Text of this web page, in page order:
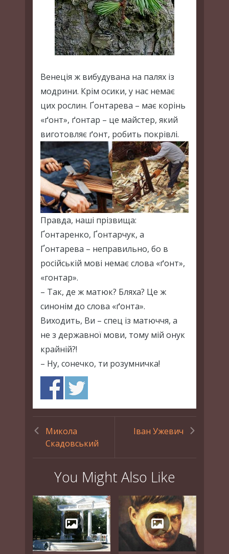
Венеція ж вибудувана на палях із
модрини. Крім осики, у нас немає
цих рослин. Ґонтарева – має корінь
«ґонт», ґонтар – це майстер, який
виготовляє ґонт, робить покрівлі.
Правда, наші прізвища:
Ґонтаренко, Ґонтарчук, а
Ґонтарева – неправильно, бо в
російській мові немає слова «ґонт»,
«гонтар».
– Так, де ж матюк? Бляха? Це ж
синонім до слова «ґонта».
Виходить, Ви – спец із матюччя, а
не з державної мови, тому мій онук
крайній?!
– Ну, сонечко, ти розумничка!
Микола
Скадовський
Іван Ужевич
You Might Also Like